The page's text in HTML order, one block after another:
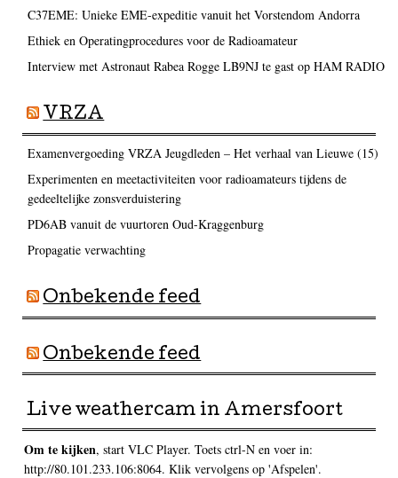
C37EME: Unieke EME-expeditie vanuit het Vorstendom Andorra
Ethiek en Operatingprocedures voor de Radioamateur
Interview met Astronaut Rabea Rogge LB9NJ te gast op HAM RADIO
VRZA
Examenvergoeding VRZA Jeugdleden – Het verhaal van Lieuwe (15)
Experimenten en meetactiviteiten voor radioamateurs tijdens de
gedeeltelijke zonsverduistering
PD6AB vanuit de vuurtoren Oud-Kraggenburg
Propagatie verwachting
Onbekende feed
Onbekende feed
Live weathercam in Amersfoort
Om te kijken, start VLC Player. Toets ctrl-N en voer in:
http://80.101.233.106:8064. Klik vervolgens op 'Afspelen'.